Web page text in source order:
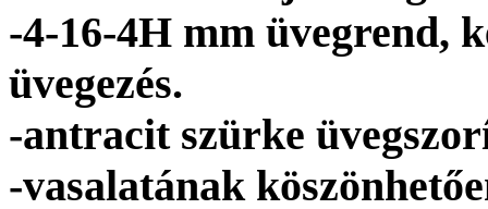
-4-16-4H mm üvegrend,
üvegezés.
-antracit szürke
-vasalatának